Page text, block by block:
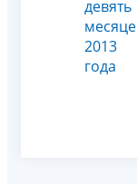
девять
2013
года